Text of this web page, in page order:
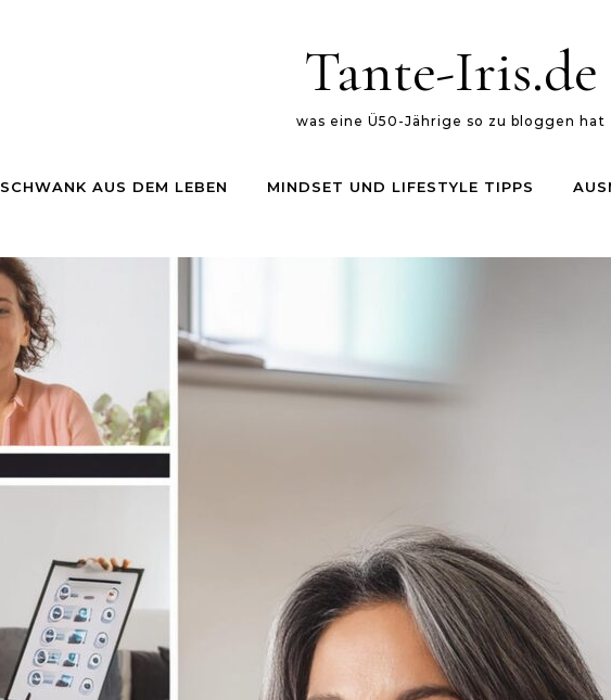
Tante-Iris.de
was eine Ü50-Jährige so zu bloggen hat
SCHWANK AUS DEM LEBEN MINDSET UND LIFESTYLE TIPPS